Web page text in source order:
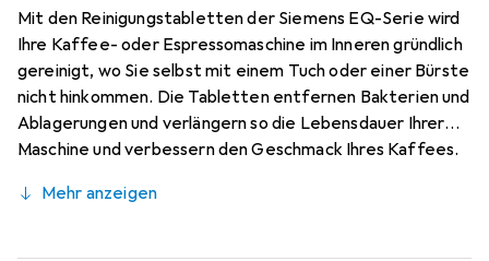
Mit den Reinigungstabletten der Siemens EQ-Serie wird
Ihre Kaffee- oder Espressomaschine im Inneren gründlich
gereinigt, wo Sie selbst mit einem Tuch oder einer Bürste
nicht hinkommen. Die Tabletten entfernen Bakterien und
Ablagerungen und verlängern so die Lebensdauer Ihrer
Maschine und verbessern den Geschmack Ihres Kaffees.
Packung enthält zehn Tabletten.
Mehr anzeigen